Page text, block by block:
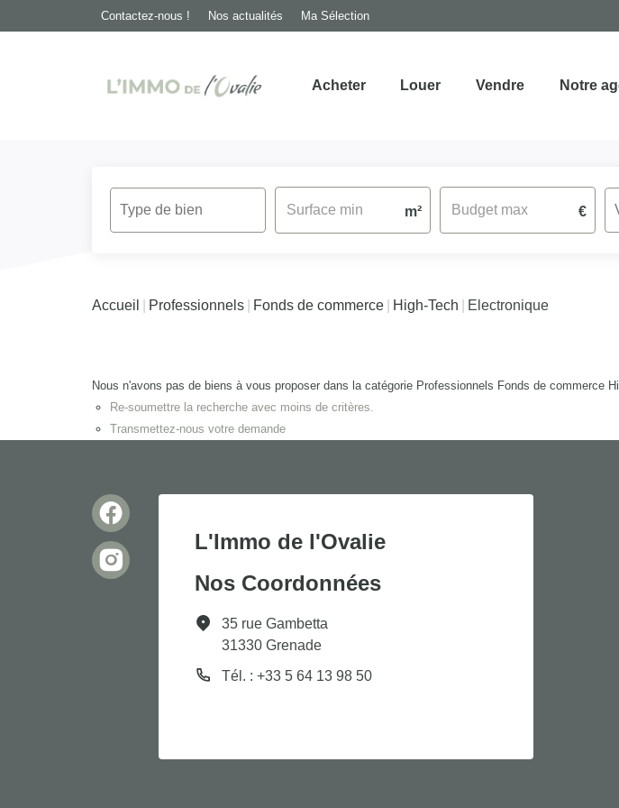
Contactez-nous ! Nos actualités Ma Sélection
Acheter Louer Vendre Notre
m² €
Accueil Professionnels Fonds de commerce High-Tech Electronique
Nous n'avons pas de biens à vous proposer dans la catégorie Professionnels Fonds de commerce
Re-soumettre la recherche avec moins de critères.
Transmettez-nous votre demande
L'Immo de l'Ovalie
Nos Coordonnées
35 rue Gambetta
31330 Grenade
Tél. : +33 5 64 13 98 50